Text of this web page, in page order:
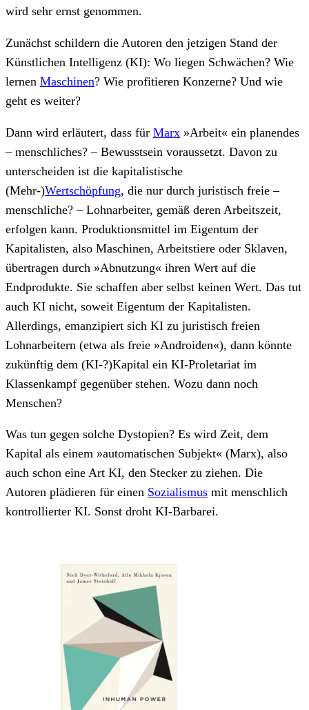
wird sehr ernst genommen.
Zunächst schildern die Autoren den jetzigen Stand der
Künstlichen Intelligenz (KI): Wo liegen Schwächen? Wie
lernen Maschinen? Wie profitieren Konzerne? Und wie
geht es weiter?
Dann wird erläutert, dass für Marx »Arbeit« ein planendes
– menschliches? – Bewusstsein voraussetzt. Davon zu
unterscheiden ist die kapitalistische
(Mehr-)Wertschöpfung, die nur durch juristisch freie –
menschliche? – Lohnarbeiter, gemäß deren Arbeitszeit,
erfolgen kann. Produktionsmittel im Eigentum der
Kapitalisten, also Maschinen, Arbeitstiere oder Sklaven,
übertragen durch »Abnutzung« ihren Wert auf die
Endprodukte. Sie schaffen aber selbst keinen Wert. Das tut
auch KI nicht, soweit Eigentum der Kapitalisten.
Allerdings, emanzipiert sich KI zu juristisch freien
Lohnarbeitern (etwa als freie »Androiden«), dann könnte
zukünftig dem (KI-?)Kapital ein KI-Proletariat im
Klassenkampf gegenüber stehen. Wozu dann noch
Menschen?
Was tun gegen solche Dystopien? Es wird Zeit, dem
Kapital als einem »automatischen Subjekt« (Marx), also
auch schon eine Art KI, den Stecker zu ziehen. Die
Autoren plädieren für einen Sozialismus mit menschlich
kontrollierter KI. Sonst droht KI-Barbarei.